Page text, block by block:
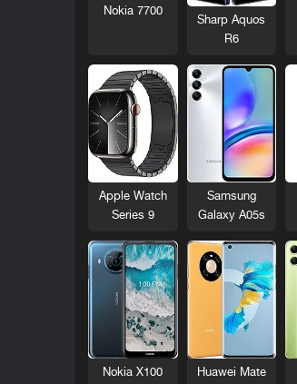
Sharp Aquos
R6
Nokia 7700
Samsung
Galaxy A05s
Apple Watch
Series 9
Huawei Mate
Nokia X100